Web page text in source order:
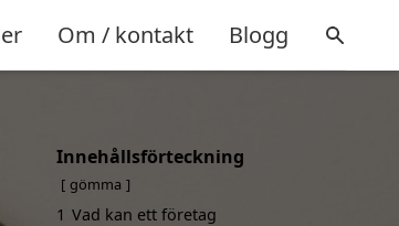
Om / kontakt Blogg
Innehållsförteckning
gömma
1 Vad kan ett företag